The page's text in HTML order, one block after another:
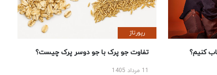
کنیم؟
رپورتاژ
تفاوت جو پرک با جو دوسر پرک چیست؟